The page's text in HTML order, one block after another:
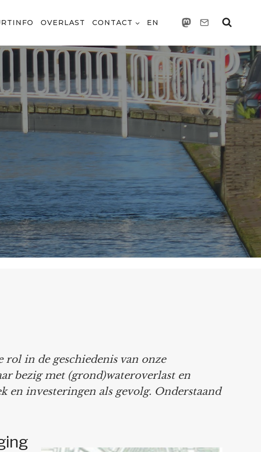
OVERLAST CONTACT EN
rol in de geschiedenis van onze
bezig met (grond)wateroverlast en
en investeringen als gevolg. Onderstaand